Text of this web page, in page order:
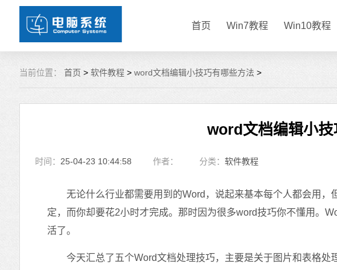
首页 Win7教程 Win10教程
当前位置： 首页 > 软件教程 > word文档编辑小技巧有哪些方法 >
word文档编辑小
时间： 25-04-23 10:44:58 作者： 分类： 软件教程
无论什么行业都需要用到的Word，说起来基本每个人都会用，
定，而你却要花2小时才完成。那时因为很多word技巧你不懂用。
活了。
今天汇总了五个Word文档处理技巧，主要是关于图片和表格处